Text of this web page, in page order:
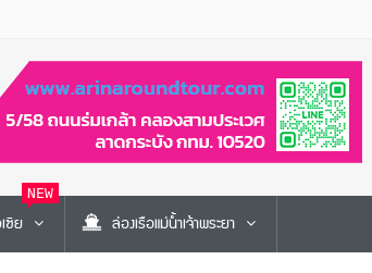
ซีย
NEW
ล่องเรือแม่น้ำเจ้าพระยา